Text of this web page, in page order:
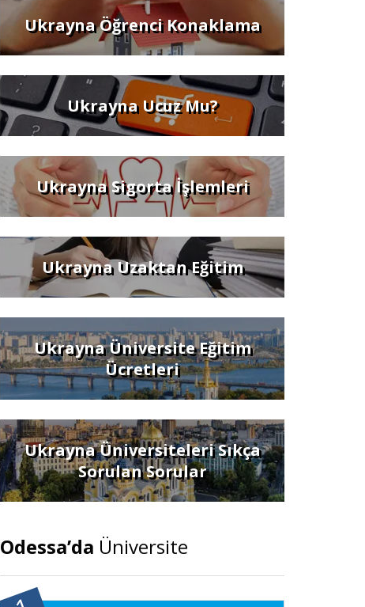
Ukrayna Öğrenci Konaklama
Ukrayna Ucuz Mu?
Ukrayna Sigorta İşlemleri
Ukrayna Uzaktan Eğitim
Ukrayna Üniversite Eğitim
Ücretleri
Ukrayna Üniversiteleri Sıkça
Sorulan Sorular
Odessa’da Üniversite